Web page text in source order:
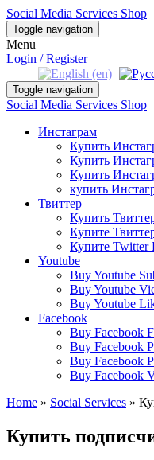
Social Media Services Shop
Toggle navigation
Menu
Login / Register
Toggle navigation
Social Media Services Shop
Инстаграм
Купить
Купить
Купить
купить
Твиттер
Купить
Купите
Купите Twitter
Youtube
Buy Youtube
Buy Youtube
Buy Youtube
Facebook
Buy Facebook
Buy Facebook
Buy Facebook
Buy Facebook
Home » Social Services »
Купить